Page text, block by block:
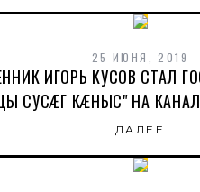
25 ИЮНЯ, 2019
ИГОРЬ КУСОВ СТАЛ
СУСÆГ КÆНЫС" НА КАНАЛЕ
ДАЛЕЕ